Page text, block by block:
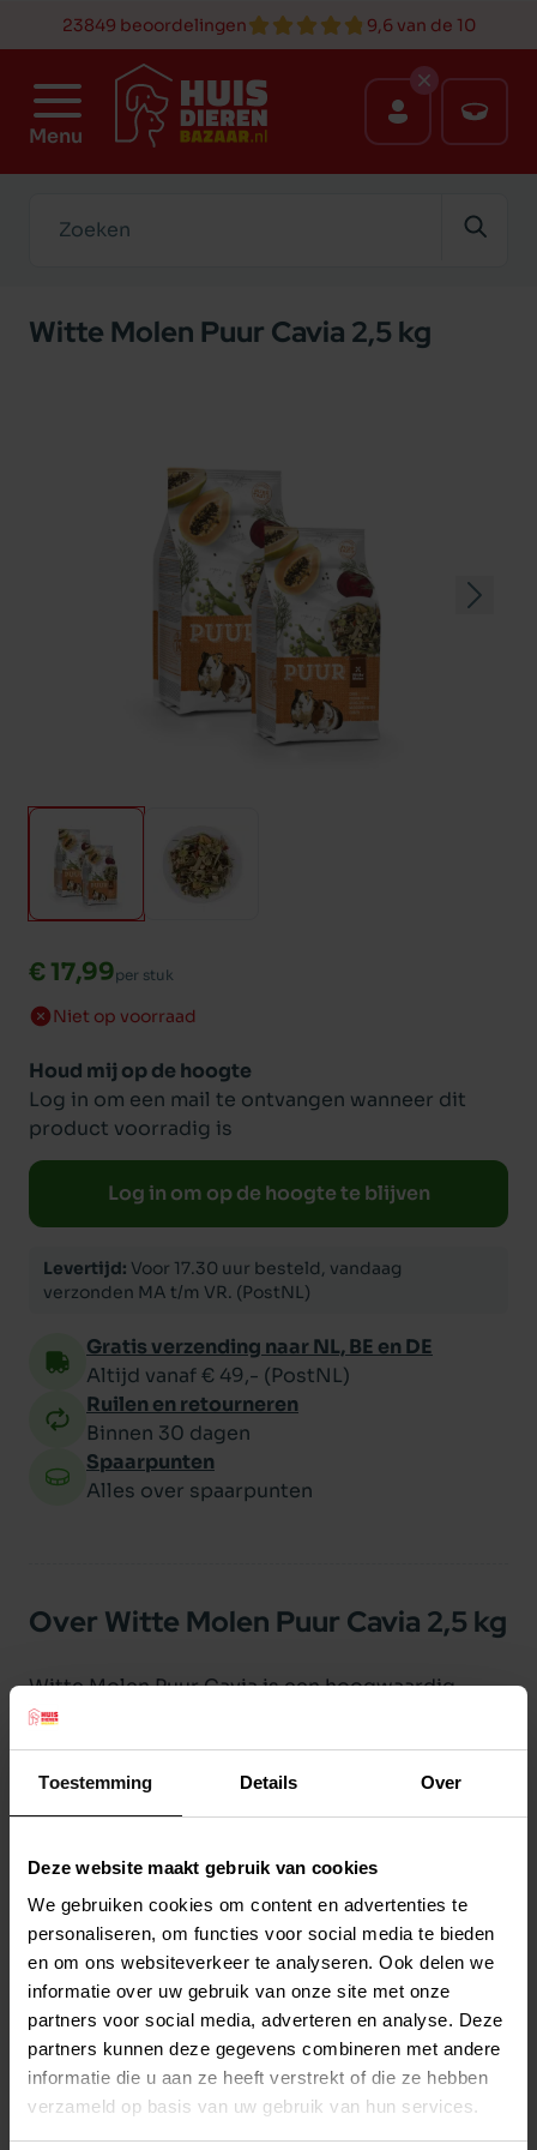
Toestemming Details Over
Deze website maakt gebruik van cookies
We gebruiken cookies om content en advertenties te
personaliseren, om functies voor social media te bieden
en om ons websiteverkeer te analyseren. Ook delen we
informatie over uw gebruik van onze site met onze
partners voor social media, adverteren en analyse. Deze
partners kunnen deze gegevens combineren met andere
informatie die u aan ze heeft verstrekt of die ze hebben
verzameld op basis van uw gebruik van hun services.
23849 beoordelingen 9,6 van de 10
Menu
Witte Molen Puur Cavia 2,5 kg
€ 17,99per stuk
Niet op voorraad
Houd mij op de hoogte
Log in om een mail te ontvangen wanneer dit
product voorradig is
Log in om op de hoogte te blijven
Levertijd: Voor 17.30 uur besteld, vandaag
verzonden MA t/m VR. (PostNL)
Gratis verzending naar NL, BE en DE
Altijd vanaf € 49,- (PostNL)
Ruilen en retourneren
Binnen 30 dagen
Spaarpunten
Alles over spaarpunten
Over Witte Molen Puur Cavia 2,5 kg
Witte Molen Puur Cavia is een hoogwaardig
caviavoer. Een fijnproeversmuesli voor cavia's
met onder andere: papaja, timothy, dille, erwten
en rode biet.
Pure & gevarieerde fijnproeversmuesli.
kunstmatige geur-, kleur en smaakstoffen. Alle
voedingsstoffen voor een gezond & gelukkig
leven. Puur genieten van smaken uit de natuur.
Lekkere & gevarieerde ingrediënten voor een
goede opname
Verrijkt met 1000 mg/kg gestabiliseerde
vitamine C voor een uitstekende gezondheid
Lees meer
Productspecificaties
Stel uw bestelherinnering in:(2 weken)
Elke
2 weken
Elke
4 weken
Elke
6 weken